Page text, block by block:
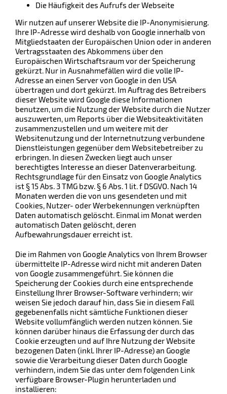
Die Häufigkeit des Aufrufs der Webseite
Wir nutzen auf unserer Website die IP-Anonymisierung.
Ihre IP-Adresse wird deshalb von Google innerhalb von
Mitgliedstaaten der Europäischen Union oder in anderen
Vertragsstaaten des Abkommens über den
Europäischen Wirtschaftsraum vor der Speicherung
gekürzt. Nur in Ausnahmefällen wird die volle IP-
Adresse an einen Server von Google in den USA
übertragen und dort gekürzt. Im Auftrag des Betreibers
dieser Website wird Google diese Informationen
benutzen, um die Nutzung der Website durch die Nutzer
auszuwerten, um Reports über die Websiteaktivitäten
zusammenzustellen und um weitere mit der
Websitenutzung und der Internetnutzung verbundene
Dienstleistungen gegenüber dem Websitebetreiber zu
erbringen. In diesen Zwecken liegt auch unser
berechtigtes Interesse an dieser Datenverarbeitung.
Rechtsgrundlage für den Einsatz von Google Analytics
ist § 15 Abs. 3 TMG bzw. § 6 Abs. 1 lit. f DSGVO. Nach 14
Monaten werden die von uns gesendeten und mit
Cookies, Nutzer- oder Werbekennungen verknüpften
Daten automatisch gelöscht. Einmal im Monat werden
automatisch Daten gelöscht, deren
Aufbewahrungsdauer erreicht ist.
Die im Rahmen von Google Analytics von Ihrem Browser
übermittelte IP-Adresse wird nicht mit anderen Daten
von Google zusammengeführt. Sie können die
Speicherung der Cookies durch eine entsprechende
Einstellung Ihrer Browser-Software verhindern; wir
weisen Sie jedoch darauf hin, dass Sie in diesem Fall
gegebenenfalls nicht sämtliche Funktionen dieser
Website vollumfänglich werden nutzen können. Sie
können darüber hinaus die Erfassung der durch das
Cookie erzeugten und auf Ihre Nutzung der Website
bezogenen Daten (inkl. Ihrer IP-Adresse) an Google
sowie die Verarbeitung dieser Daten durch Google
verhindern, indem Sie das unter dem folgenden Link
verfügbare Browser-Plugin herunterladen und
installieren: